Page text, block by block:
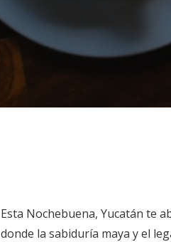
Esta Nochebuena, Yucatán te
donde la sabiduría maya y el